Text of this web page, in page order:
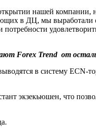
нашей компании,
в ДЦ, мы
Forex Trend от
в систему ECN-
экзекьюшен, что